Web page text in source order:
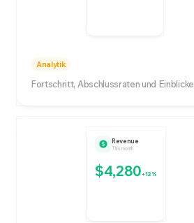
Analytik
Fortschritt, Abschlussraten und Einblicke
Revenue
This month
$4,280+12%